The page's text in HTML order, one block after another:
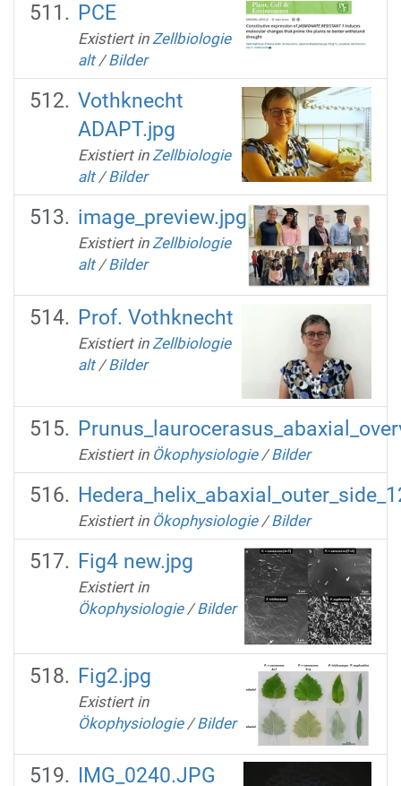
PCE
Existiert in Zellbiologie
alt /Bilder
Vothknecht
ADAPT.jpg
Existiert in Zellbiologie
alt /Bilder
image_preview.jpg
Existiert in Zellbiologie
alt /Bilder
Prof. Vothknecht
Existiert in Zellbiologie
alt /Bilder
Existiert in Ökophysiologie /Bilder
Existiert in Ökophysiologie /Bilder
Fig4 new.jpg
Existiert in
Ökophysiologie /Bilder
Fig2.jpg
Existiert in
Ökophysiologie /Bilder
IMG_0240.JPG